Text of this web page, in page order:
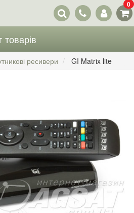
Наші
контакти
0
товарів
ресивери GI Matrix lite